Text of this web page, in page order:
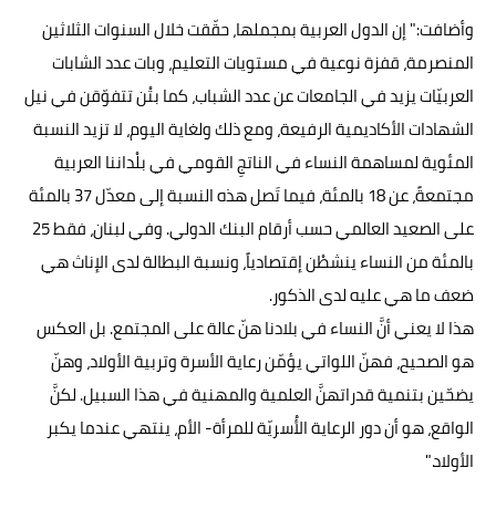
وأضافت:" إن الدول العربية بمجملها، حقّقت خلال السنوات الثلاثين
المنصرمة، قفزة نوعية في مستويات التعليم، وبات عدد الشابات
العربيّات يزيد في الجامعات عن عدد الشباب، كما بتْن تتفوّقن في نيل
الشهادات الأكاديمية الرفيعة، ومع ذلك ولغاية اليوم، لا تزيد النسبة
المئوية لمساهمة النساء في الناتجِ القومي في بلْداننا العربية
مجتمعةً، عن 18 بالمئة، فيما تَصل هذه النسبة إلى معدّل 37 بالمئة
على الصعيد العالمي حسب أرقام البنك الدولي. وفي لبنان، فقط 25
بالمئة من النساء ينشطْن إقتصادياً، ونسبة البطالة لدى الإناث هي
ضعف ما هي عليه لدى الذكور.
هذا لا يعني أنَّ النساء في بلادنا هنّ عالة على المجتمع. بل العكس
هو الصحيح، فهنّ اللواتي يؤمّن رعاية الأسرة وتربية الأولاد، وهنّ
يضحّين بتنمية قدراتهنَّ العلمية والمهنية في هذا السبيل. لكنَّ
الواقع، هو أن دور الرعاية الأُسريّة للمرأة- الأم، ينتهي عندما يكبر
الأولاد."